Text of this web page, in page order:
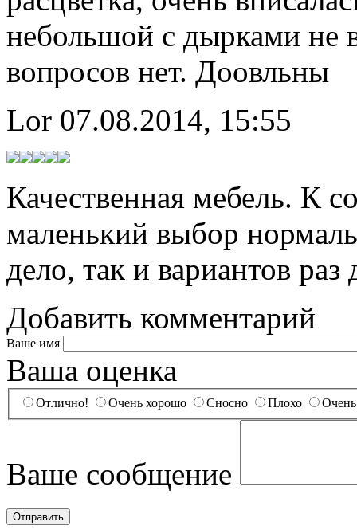
небольшой с дырками не
вопросов нет. Доовльны
Lor 07.08.2014, 15:55
Качественная мебель. К
маленький выбор
дело, так и вариантов раз
Добавить комментарий
Ваше имя
Ваша оценка
Отлично! Очень хорошо Сносно Плохо
Ваше сообщение